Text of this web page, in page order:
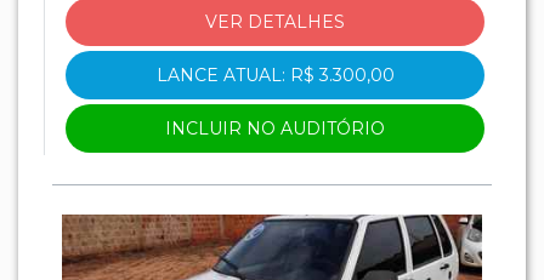
VER DETALHES
LANCE ATUAL: R$ 3.300,00
INCLUIR NO AUDITÓRIO